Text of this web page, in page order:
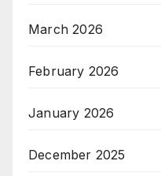
March 2026
February 2026
January 2026
December 2025